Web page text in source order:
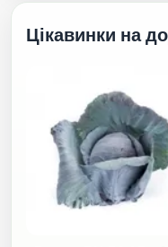
Цікавинки на